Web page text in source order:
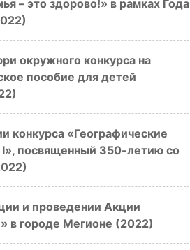
– это здорово!» в рамках Года
окружного конкурса на
пособие для детей
конкурса «Географические
I», посвященный 350-летию со
и проведении Акции
в городе Мегионе (2022)